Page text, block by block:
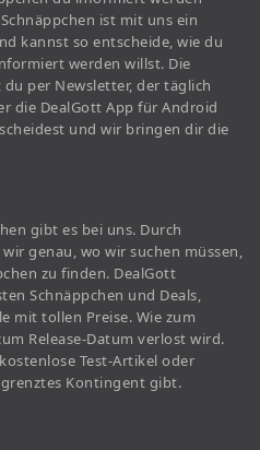
ist mit uns ein
kannst so entscheide, wie du
werden willst. Die
per Newsletter, der täglich
die DealGott App für Android
und wir bringen dir die
gibt es bei uns. Durch
genau, wo wir suchen müssen,
zu finden. DealGott
Schnäppchen und Deals,
mit tollen Preise. Wie zum
Release-Datum verlost wird.
Test-Artikel oder
Kontingent gibt.